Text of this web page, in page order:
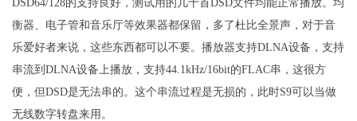
DSD64/128的支持良好，测试用的几十首DSD文件均能正常播放。均
衡器、电子管和音乐厅等效果器都保留，多了杜比全景声，对于音
乐爱好者来说，这些东西都可以不要。播放器支持DLNA设备，支持
串流到DLNA设备上播放，支持44.1kHz/16bit的FLAC串，这很方
便，但DSD是无法串的。这个串流过程是无损的，此时S9可以当做
无线数字转盘来用。